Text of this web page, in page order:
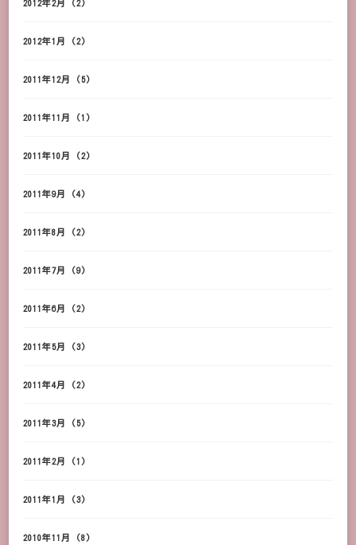
2012年2月 (2)
2012年1月 (2)
2011年12月 (5)
2011年11月 (1)
2011年10月 (2)
2011年9月 (4)
2011年8月 (2)
2011年7月 (9)
2011年6月 (2)
2011年5月 (3)
2011年4月 (2)
2011年3月 (5)
2011年2月 (1)
2011年1月 (3)
2010年11月 (8)